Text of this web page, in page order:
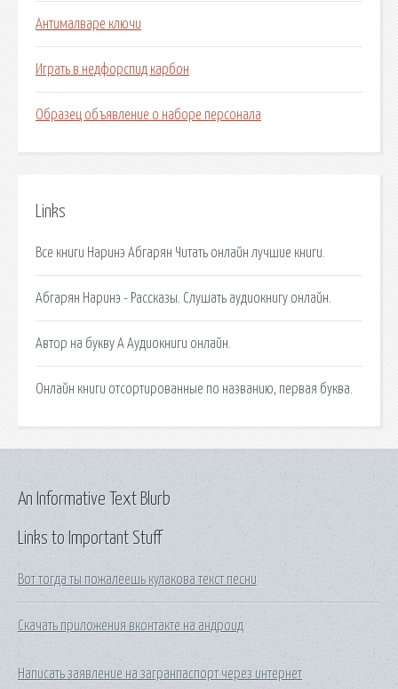
Антималваре ключи
Играть в недфорспид карбон
Образец объявление о наборе персонала
Links
Все книги Наринэ Абгарян Читать онлайн лучшие книги.
Абгарян Наринэ - Рассказы. Слушать аудиокнигу онлайн.
Автор на букву А Аудиокниги онлайн.
Онлайн книги отсортированные по названию, первая буква.
Links to Important Stuff
Вот тогда ты пожалеешь кулакова текст песни
Скачать приложения вконтакте на андроид
Написать заявление на загранпаспорт через интернет
An Informative Text Blurb